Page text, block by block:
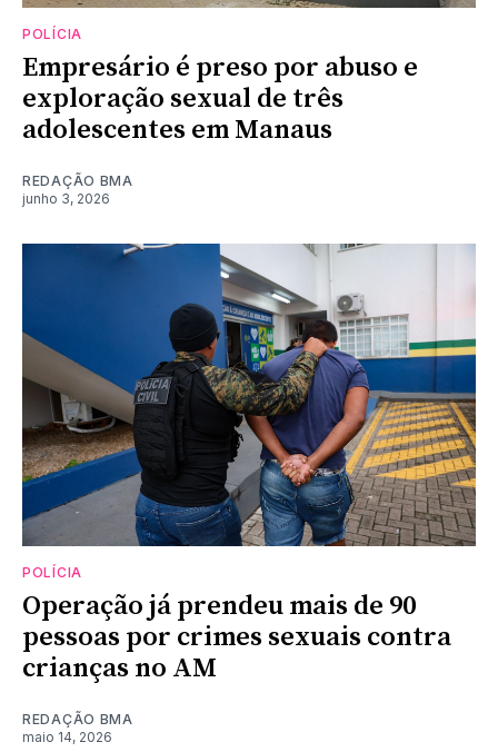
POLÍCIA
Empresário é preso por abuso e
exploração sexual de três
adolescentes em Manaus
REDAÇÃO BMA
junho 3, 2026
POLÍCIA
Operação já prendeu mais de 90
pessoas por crimes sexuais contra
crianças no AM
REDAÇÃO BMA
maio 14, 2026